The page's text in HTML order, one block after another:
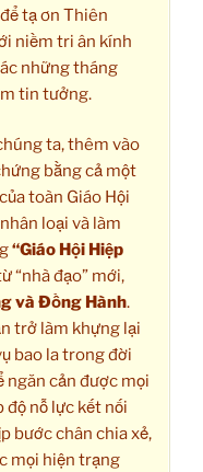
tạ ơn Thiên
niềm tri ân kính
những tháng
tin tưởng.
ta, thêm vào
bằng cả một
toàn Giáo Hội
loại và làm
“Giáo Hội Hiệp
“nhà đạo” mới,
và Đồng Hành.
trở làm khựng lại
bao la trong đời
ngăn cản được mọi
độ nỗ lực kết nối
bước chân chia xẻ,
mọi hiện trạng